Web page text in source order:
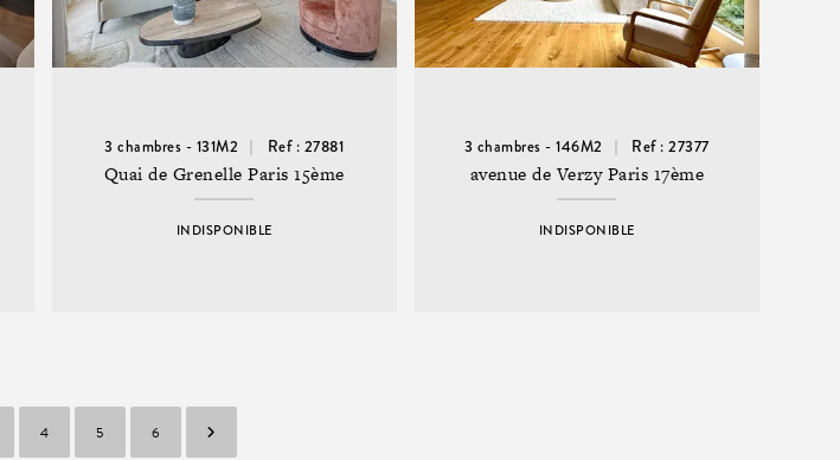
3 chambres - 131M2 Ref : 27881
Quai de Grenelle Paris 15ème
INDISPONIBLE
3 chambres - 146M2 Ref : 27377
avenue de Verzy Paris 17ème
INDISPONIBLE
4 5 6